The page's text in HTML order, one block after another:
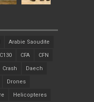
Arabie Saoudite
C130 CFA CFN
Crash Daech
Drones
Helicopteres